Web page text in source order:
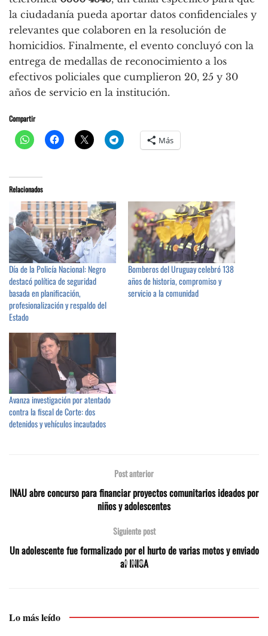
la ciudadanía pueda aportar datos confidenciales y
relevantes que colaboren en la resolución de
homicidios. Finalmente, el evento concluyó con la
entrega de medallas de reconocimiento a los
efectivos policiales que cumplieron 20, 25 y 30
años de servicio en la institución.
Compartir
Más
Relacionados
Día de la Policía Nacional: Negro
destacó política de seguridad
basada en planificación,
profesionalización y respaldo del
Estado
Bomberos del Uruguay celebró 138
años de historia, compromiso y
servicio a la comunidad
Avanza investigación por atentado
contra la fiscal de Corte: dos
detenidos y vehículos incautados
Post anterior
INAU abre concurso para financiar proyectos comunitarios ideados por
niños y adolescentes
Siguiente post
Un adolescente fue formalizado por el hurto de varias motos y enviado
al INISA
Lo más leído